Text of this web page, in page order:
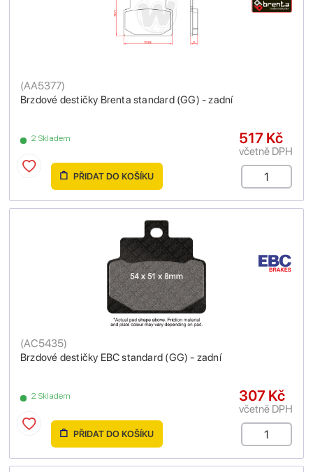
Brzdové destičky Brenta standard (GG) - zadní
(AA5377)
2 Skladem 517 Kč
včetně DPH
PŘIDAT DO KOŠÍKU
Brzdové destičky EBC standard (GG) - zadní
(AC5435)
2 Skladem 307 Kč
včetně DPH
PŘIDAT DO KOŠÍKU